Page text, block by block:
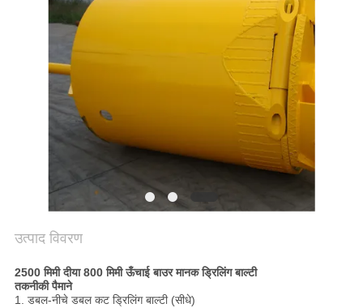
बातचीत
COMPANY
NEWS
साइटमैप
गोपनीयता
नीति
उत्पाद विवरण
2500 मिमी दीया 800 मिमी ऊँचाई बाउर मानक ड्रिलिंग बाल्टी
तकनीकी पैमाने
1. डबल-नीचे डबल कट ड्रिलिंग बाल्टी (सीधे)